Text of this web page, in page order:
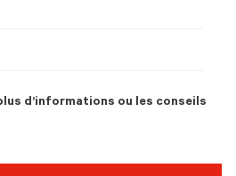
d’informations ou les conseils